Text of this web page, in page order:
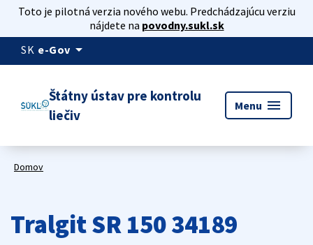
Toto je pilotná verzia nového webu. Predchádzajúcu verziu
nájdete na povodny.sukl.sk
SK e-Gov arrow_drop_down
Štátny ústav pre kontrolu
liečiv
Menu menu
Domov
Tralgit SR 150 34189